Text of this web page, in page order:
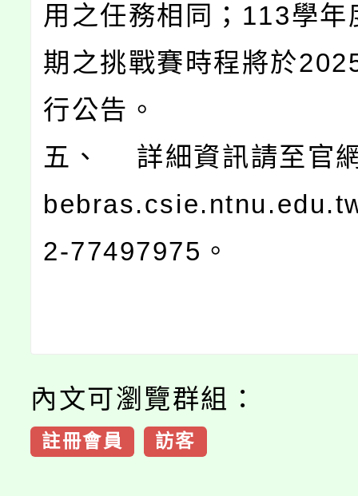
用之任務相同；113學年
期之挑戰賽時程將於
行公告。
五、 詳細資訊請至官
2-77497975。
內文可瀏覽群組：
註冊會員 訪客